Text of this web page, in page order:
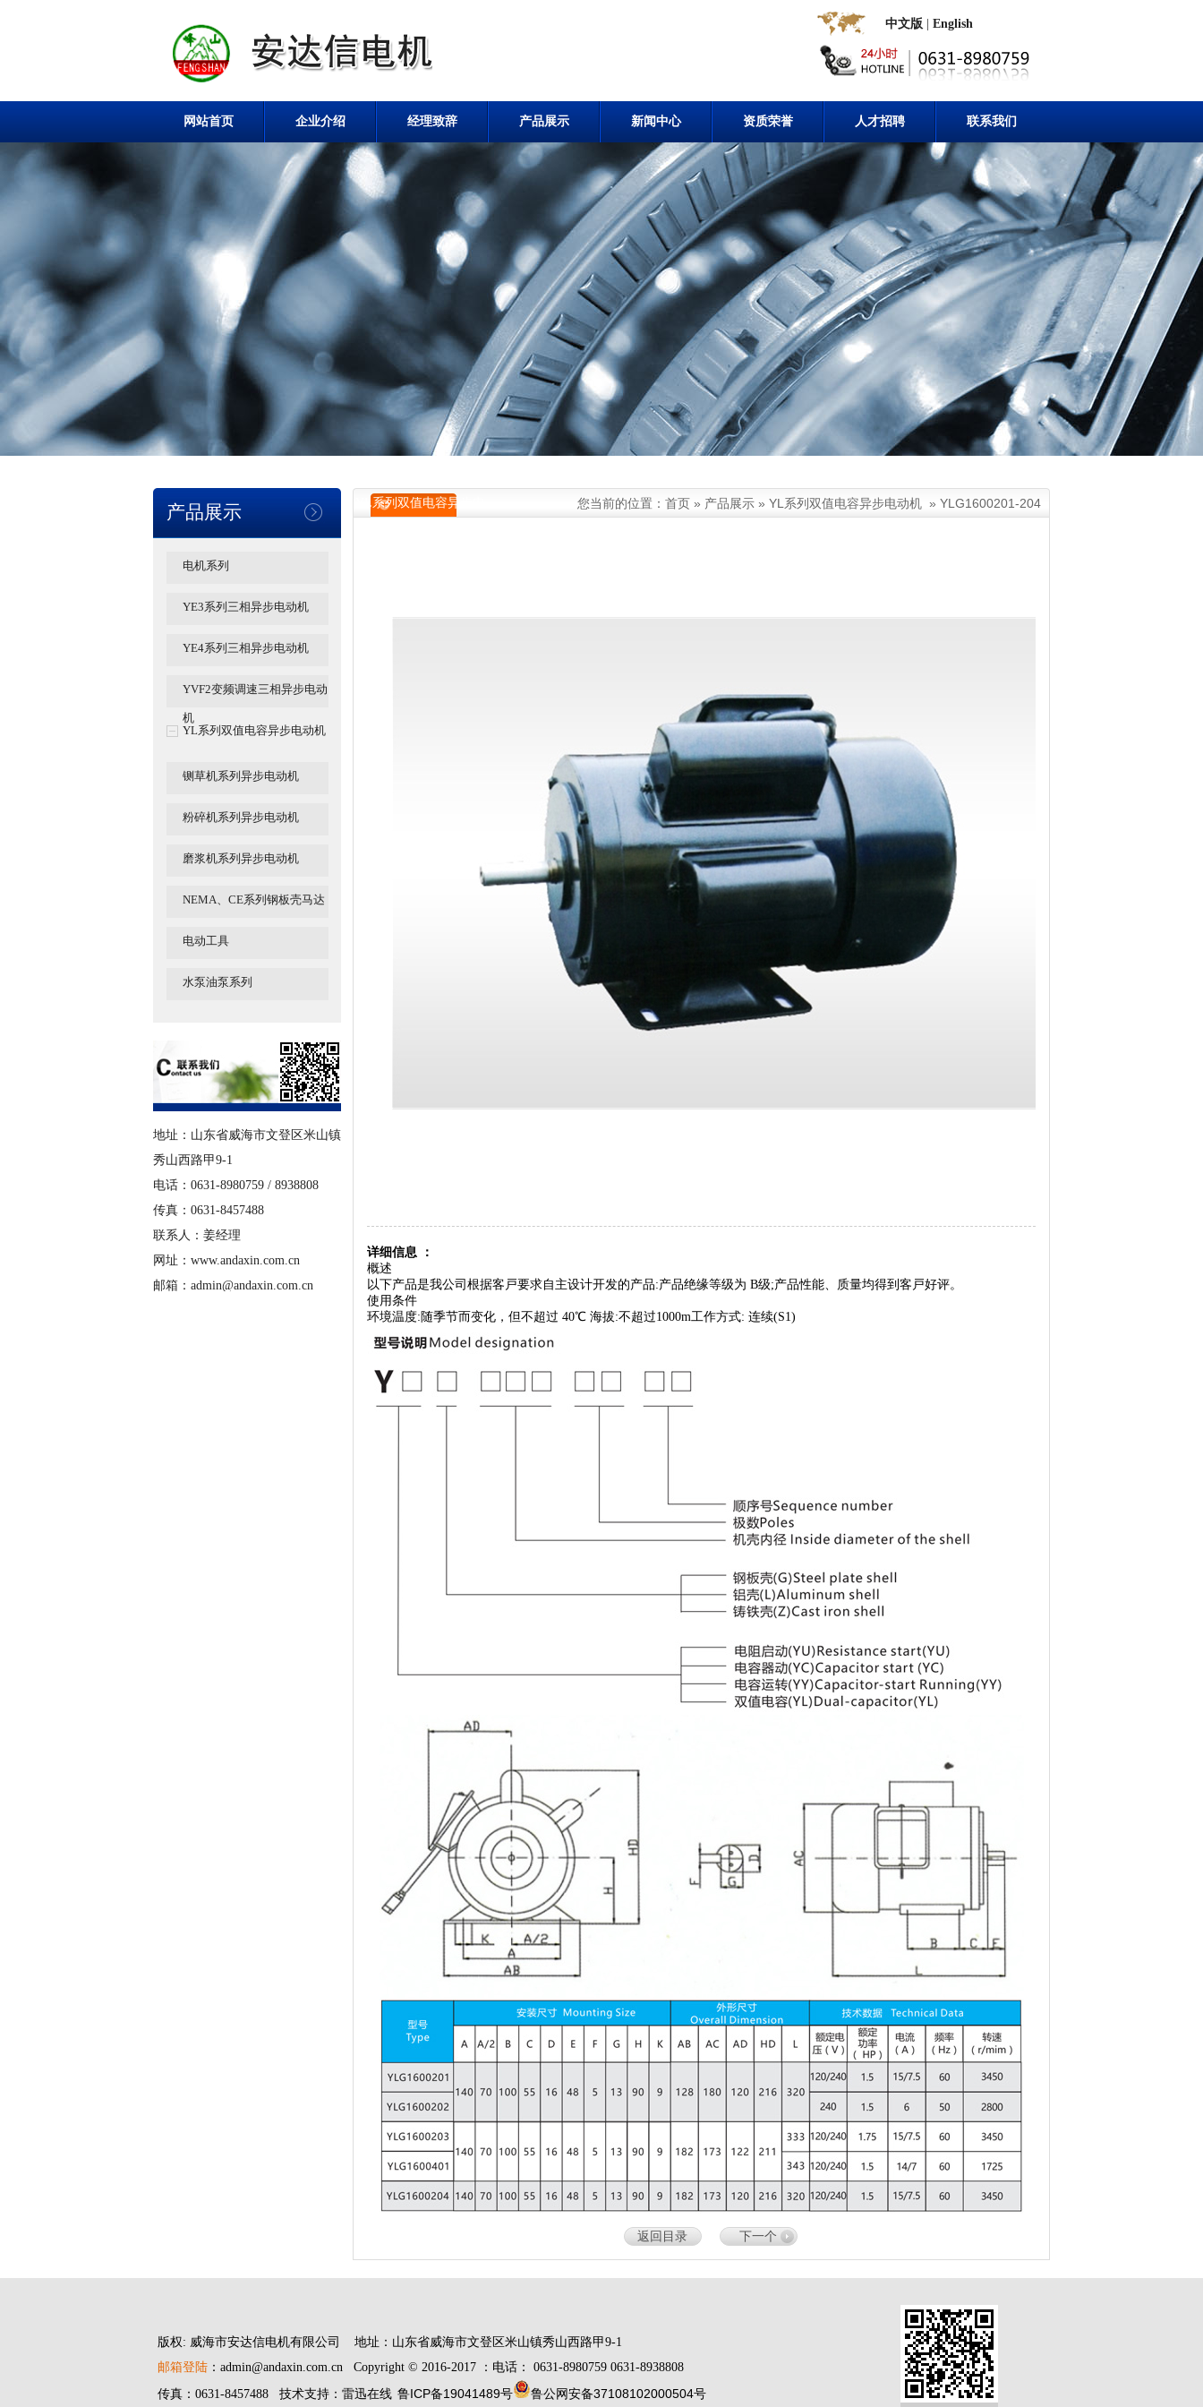
中文版 English
网站首页 企业介绍 经理致辞 产品展示 新闻中心 资质荣誉 人才招聘 联系我们
产品展示
电机系列
YE3系列三相异步电动机
YE4系列三相异步电动机
YVF2变频调速三相异步电动
机
YL系列双值电容异步电动机
铡草机系列异步电动机
粉碎机系列异步电动机
磨浆机系列异步电动机
NEMA、CE系列钢板壳马达
电动工具
水泵油泵系列
地址：山东省威海市文登区米山镇
秀山西路甲9-1
电话：0631-8980759 / 8938808
传真：0631-8457488
联系人：姜经理
网址：www.andaxin.com.cn
邮箱：admin@andaxin.com.cn
YL系列双值电容异步电 您当前的位置： 首页 » 产品展示 » YL系列双值电容异步电动机 » YLG1600201-204
详细信息 ：
概述
以下产品是我公司根据客戸要求自主设计开发的产品:产品绝缘等级为 B级;产品性能、质量均得到客戸好评。
使用条件
环境温度:随季节而变化，但不超过 40℃ 海拔:不超过1000m工作方式: 连续(S1)
返回目录 下一个
版权: 威海市安达信电机有限公司 地址：山东省威海市文登区米山镇秀山西路甲9-1
邮箱登陆 ：admin@andaxin.com.cn Copyright © 2016-2017 ：电话： 0631-8980759 0631-8938808
传真：0631-8457488 技术支持：雷迅在线 鲁ICP备19041489号 鲁公网安备37108102000504号